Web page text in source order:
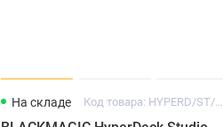
На складе Код товара: HYPERD/ST/DAHM